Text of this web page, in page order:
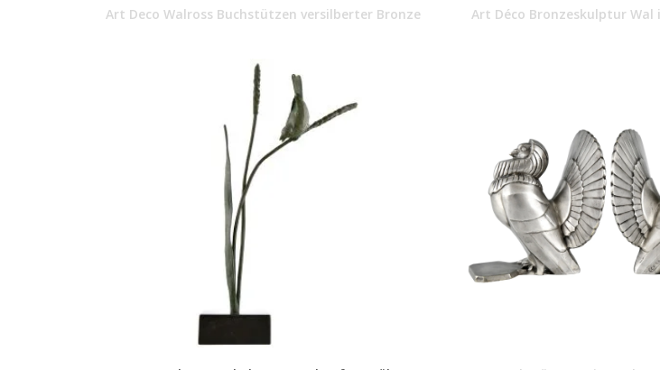
Art Deco Walross Buchstützen versilberter Bronze Art Déco Bronzeskulptur Wal